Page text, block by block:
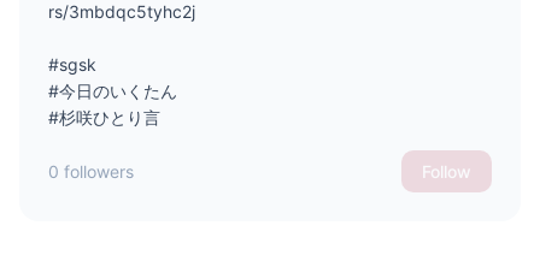
rs/3mbdqc5tyhc2j
#sgsk
#今日のいくたん
#杉咲ひとり言
0 followers Follow